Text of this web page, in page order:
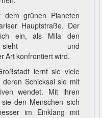
grünen Planeten
Hauptstraße. Der
ein, als Mila den
sieht und
Art konfrontiert wird.
lernt sie viele
Schicksal sie mit
wendet. Mit ihren
den Menschen sich
im Einklang mit